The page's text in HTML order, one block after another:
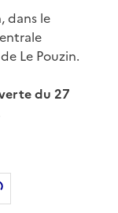
dans le
Le Pouzin.
du 27
par email